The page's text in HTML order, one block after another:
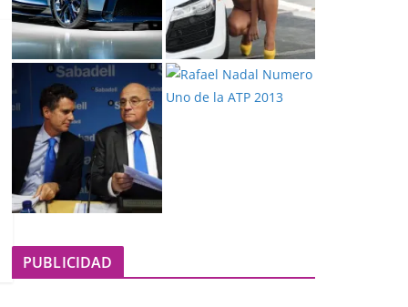
PUBLICIDAD